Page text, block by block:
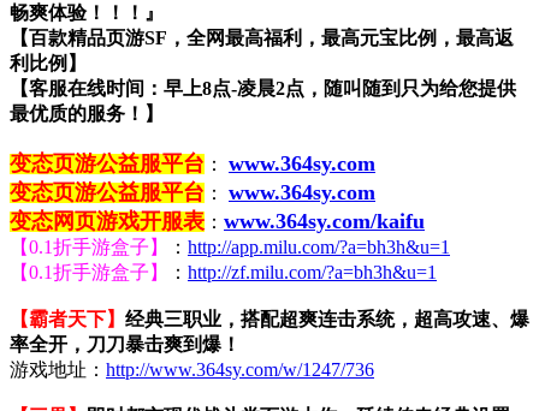
畅爽体验！！！』
【百款精品页游SF，全网最高福利，最高元宝比例，最高返
利比例】
【客服在线时间：早上8点-凌晨2点，随叫随到只为给您提供
最优质的服务！】
变态页游公益服平台 ：
www.364sy.com
变态页游公益服平台 ：
www.364sy.com
变态网页游戏开服表 ： www.364sy.com/kaifu
【0.1折手游盒子】 ： http://app.milu.com/?a=bh3h&u=1
【0.1折手游盒子】
： http://zf.milu.com/?a=bh3h&u=1
【霸者天下】 经典三职业，搭配超爽连击系统，超高攻速、爆
率全开，刀刀暴击爽到爆！
游戏地址： http://www.364sy.com/w/1247/736